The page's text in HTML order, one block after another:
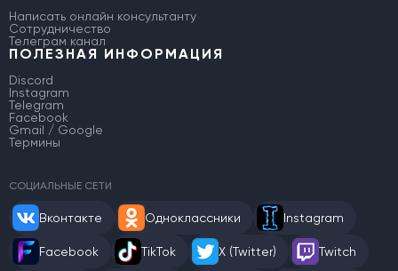
Написать онлайн консультанту
Сотрудничество
Телеграм канал
ПОЛЕЗНАЯ ИНФОРМАЦИЯ
Discord
Instagram
Telegram
Facebook
Gmail / Google
Термины
СОЦИАЛЬНЫЕ СЕТИ
Вконтакте Одноклассники Instagram
Facebook TikTok X (Twitter) Twitch